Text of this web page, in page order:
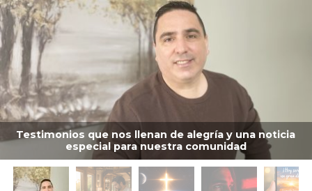
Testimonios que nos llenan de alegría y una noticia
especial para nuestra comunidad